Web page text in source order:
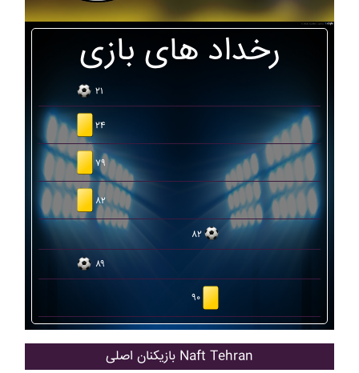
رخداد های بازی
۲۱
۲۴
۷۹
۸۲
۸۲
۸۹
۹۰
بازیکنان اصلی Naft Tehran